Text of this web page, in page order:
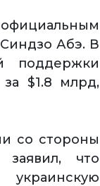
Абэ. В
поддержки
$1.8 млрд,
со стороны
заявил, что